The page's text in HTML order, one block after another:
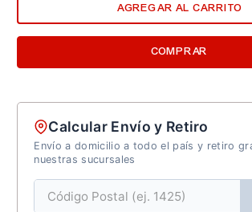
AGREGAR AL CARRITO
COMPRAR
Calcular Envío y Retiro
Envío a domicilio a todo el país y retiro
nuestras sucursales